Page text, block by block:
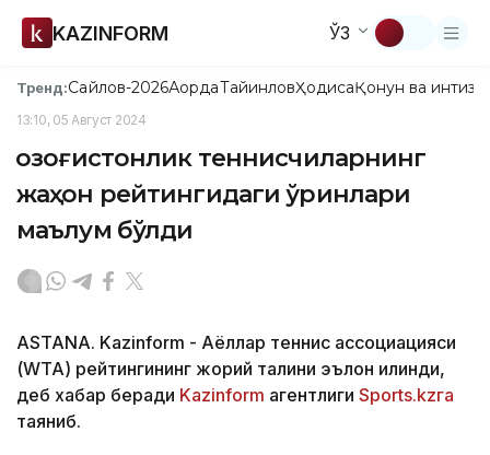
KAZINFORM ЎЗ
Тренд:Сайлов-2026АқордаТайинловҲодисаҚонун ва
13:10, 05 Август 2024
Қозоғистонлик теннисчиларнинг
жаҳон рейтингидаги ўринлари
маълум бўлди
ASTANA. Kazinform - Аёллар теннис ассоциацияси
(WТА) рейтингининг жорий талқини эълон қилинди,
деб хабар беради Kazinform агентлиги Sports.kzга
таяниб.